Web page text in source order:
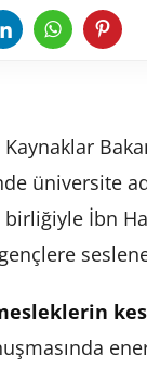
üniversite
İbn